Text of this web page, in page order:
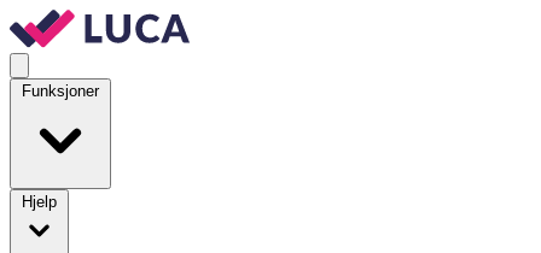
Funksjoner
Hjelp